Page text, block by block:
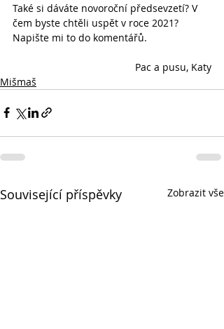
Také si dáváte novoroční předsevzetí? V
čem byste chtěli uspět v roce 2021?
Napište mi to do komentářů.
Pac a pusu, Katy
Mišmaš
Související příspěvky Zobrazit vše